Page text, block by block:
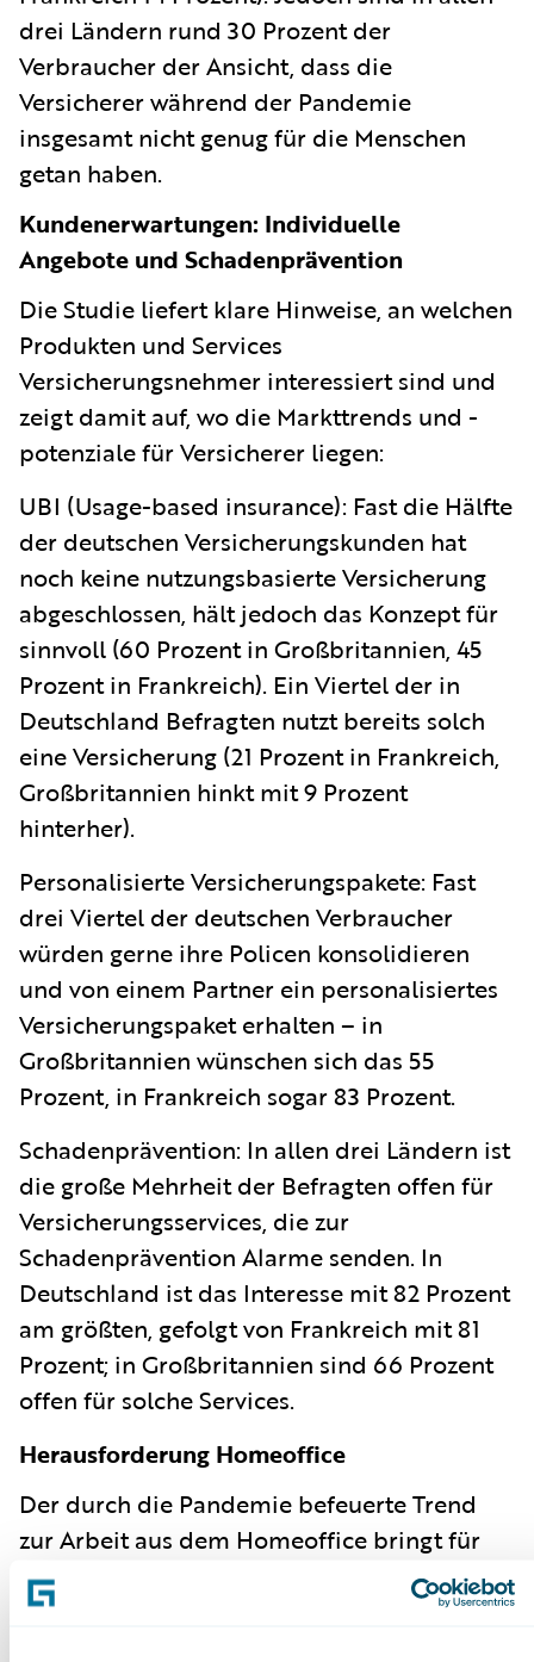
drei Ländern rund 30 Prozent der
Verbraucher der Ansicht, dass die
Versicherer während der Pandemie
insgesamt nicht genug für die Menschen
getan haben.
Kundenerwartungen: Individuelle
Angebote und Schadenprävention
Die Studie liefert klare Hinweise, an welchen
Produkten und Services
Versicherungsnehmer interessiert sind und
zeigt damit auf, wo die Markttrends und -
potenziale für Versicherer liegen:
UBI (Usage-based insurance): Fast die Hälfte
der deutschen Versicherungskunden hat
noch keine nutzungsbasierte Versicherung
abgeschlossen, hält jedoch das Konzept für
sinnvoll (60 Prozent in Großbritannien, 45
Prozent in Frankreich). Ein Viertel der in
Deutschland Befragten nutzt bereits solch
eine Versicherung (21 Prozent in Frankreich,
Großbritannien hinkt mit 9 Prozent
hinterher).
Personalisierte Versicherungspakete: Fast
drei Viertel der deutschen Verbraucher
würden gerne ihre Policen konsolidieren
und von einem Partner ein personalisiertes
Versicherungspaket erhalten – in
Großbritannien wünschen sich das 55
Prozent, in Frankreich sogar 83 Prozent.
Schadenprävention: In allen drei Ländern ist
die große Mehrheit der Befragten offen für
Versicherungsservices, die zur
Schadenprävention Alarme senden. In
Deutschland ist das Interesse mit 82 Prozent
am größten, gefolgt von Frankreich mit 81
Prozent; in Großbritannien sind 66 Prozent
offen für solche Services.
Herausforderung Homeoffice
Der durch die Pandemie befeuerte Trend
zur Arbeit aus dem Homeoffice bringt für
die betroffenen Arbeitnehmer viele Fragen
in Bezug auf Risiken und